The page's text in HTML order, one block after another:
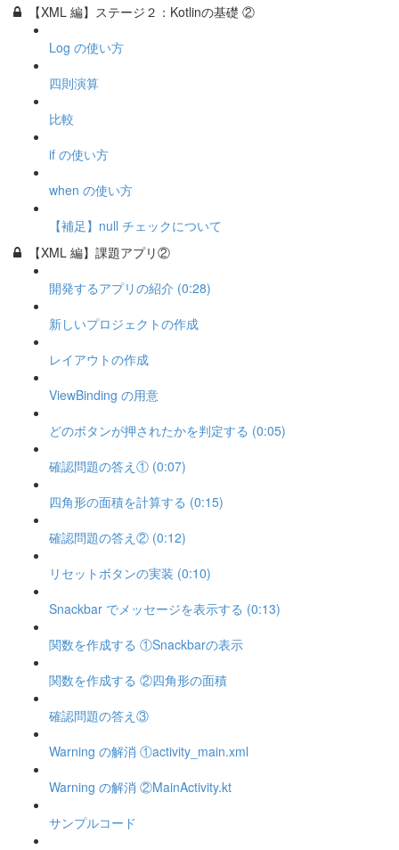
【XML 編】ステージ２：Kotlinの基礎 ②
Log の使い方
四則演算
比較
if の使い方
when の使い方
【補足】null チェックについて
【XML 編】課題アプリ②
開発するアプリの紹介 (0:28)
新しいプロジェクトの作成
レイアウトの作成
ViewBinding の用意
どのボタンが押されたかを判定する (0:05)
確認問題の答え① (0:07)
四角形の面積を計算する (0:15)
確認問題の答え② (0:12)
リセットボタンの実装 (0:10)
Snackbar でメッセージを表示する (0:13)
関数を作成する ①Snackbarの表示
関数を作成する ②四角形の面積
確認問題の答え③
Warning の解消 ①activity_main.xml
Warning の解消 ②MainActivity.kt
サンプルコード